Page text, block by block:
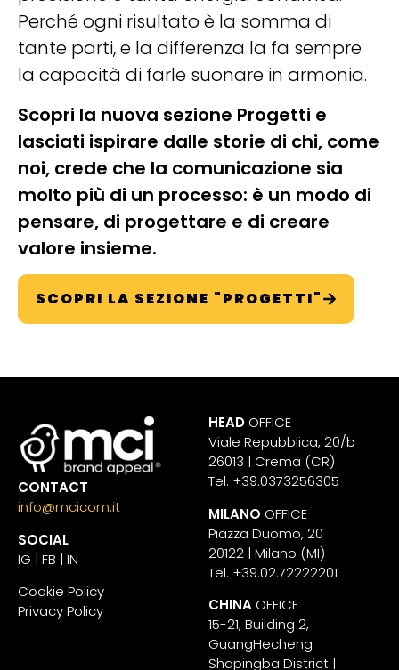
Perché ogni risultato è la somma di
tante parti, e la differenza la fa sempre
la capacità di farle suonare in armonia.
Scopri la nuova sezione Progetti e
lasciati ispirare dalle storie di chi, come
noi, crede che la comunicazione sia
molto più di un processo: è un modo di
pensare, di progettare e di creare
valore insieme.
SCOPRI LA SEZIONE "PROGETTI"
CONTACT
info@mcicom.it
SOCIAL
IG | FB | IN
Cookie Policy
Privacy Policy
HEAD OFFICE
Viale Repubblica, 20/b
26013 | Crema (CR)
Tel. +39.0373256305
MILANO OFFICE
Piazza Duomo, 20
20122 | Milano (MI)
Tel. +39.02.72222201
CHINA OFFICE
15-21, Building 2,
GuangHecheng
Shapingba District |